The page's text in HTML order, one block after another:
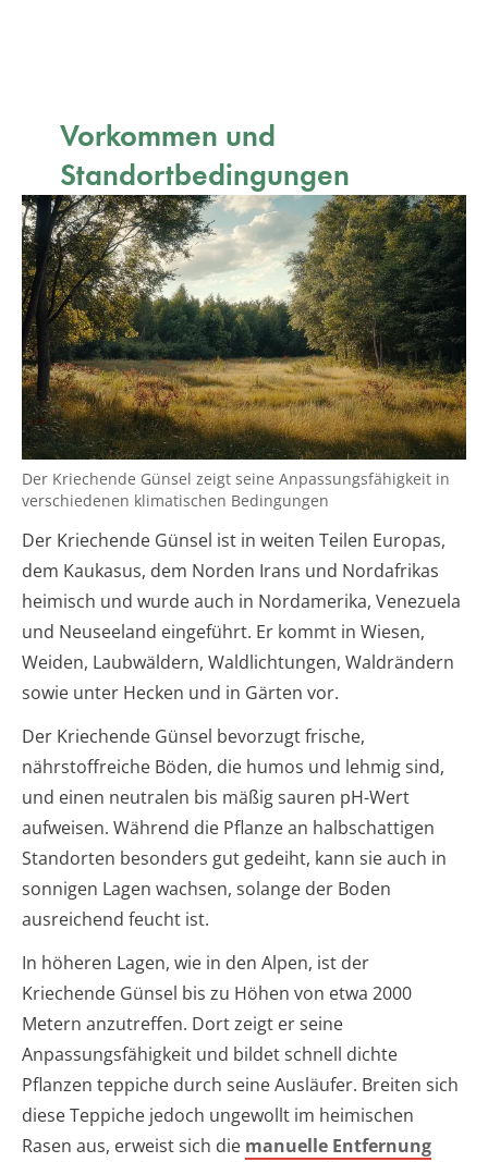
Vorkommen und
Standortbedingungen
Der Kriechende Günsel zeigt seine Anpassungsfähigkeit in
verschiedenen klimatischen Bedingungen
Der Kriechende Günsel ist in weiten Teilen Europas,
dem Kaukasus, dem Norden Irans und Nordafrikas
heimisch und wurde auch in Nordamerika, Venezuela
und Neuseeland eingeführt. Er kommt in Wiesen,
Weiden, Laubwäldern, Waldlichtungen, Waldrändern
sowie unter Hecken und in Gärten vor.
Der Kriechende Günsel bevorzugt frische,
nährstoffreiche Böden, die humos und lehmig sind,
und einen neutralen bis mäßig sauren pH-Wert
aufweisen. Während die Pflanze an halbschattigen
Standorten besonders gut gedeiht, kann sie auch in
sonnigen Lagen wachsen, solange der Boden
ausreichend feucht ist.
In höheren Lagen, wie in den Alpen, ist der
Kriechende Günsel bis zu Höhen von etwa 2000
Metern anzutreffen. Dort zeigt er seine
Anpassungsfähigkeit und bildet schnell dichte
Pflanzen teppiche durch seine Ausläufer. Breiten sich
diese Teppiche jedoch ungewollt im heimischen
Rasen aus, erweist sich die manuelle Entfernung